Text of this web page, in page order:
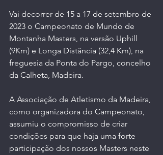
Vai decorrer de 15 a 17 de setembro de
2023 o Campeonato de Mundo de
Montanha Masters, na versão Uphill
(9Km) e Longa Distância (32,4 Km), na
freguesia da Ponta do Pargo, concelho
da Calheta, Madeira.
A Associação de Atletismo da Madeira,
como organizadora do Campeonato,
assumiu o compromisso de criar
condições para que haja uma forte
participação dos nossos Masters neste